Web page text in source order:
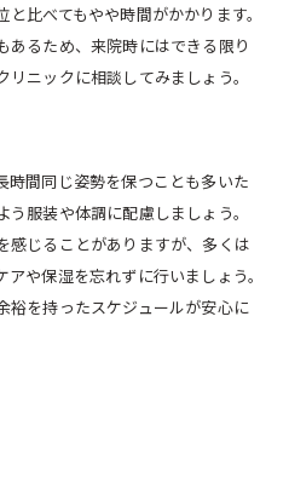
比べてもやや時間がかかります。
あるため、来院時にはできる限り
ニックに相談してみましょう。
時間同じ姿勢を保つことも多いた
服装や体調に配慮しましょう。
感じることがありますが、多くは
や保湿を忘れずに行いましょう。
裕を持ったスケジュールが安心に